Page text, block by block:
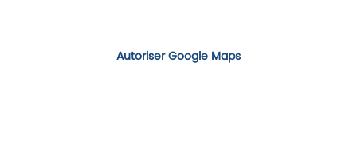
Autoriser Google Maps